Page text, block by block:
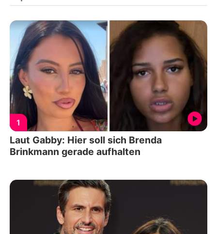
1
Laut Gabby: Hier soll sich Brenda
Brinkmann gerade aufhalten